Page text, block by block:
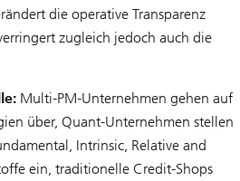
die operative Transparenz
zugleich jedoch auch die
Multi-PM-Unternehmen gehen auf
über, Quant-Unternehmen stellen
Intrinsic, Relative and
ein, traditionelle Credit-Shops